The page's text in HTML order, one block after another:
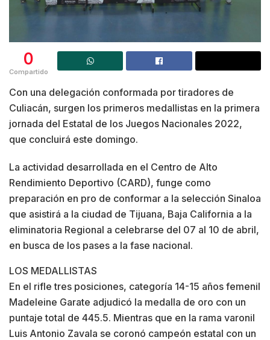
0
Compartido
Con una delegación conformada por tiradores de
Culiacán, surgen los primeros medallistas en la primera
jornada del Estatal de los Juegos ​Nacionales 2022,
que concluirá este domingo.
La actividad desarrollada en el Centro de Alto
Rendimiento Deportivo (CARD), funge como
preparación en pro de conformar a la selección Sinaloa
que asistirá a la ciudad de Tijuana, Baja California a la
eliminatoria Regional a celebrarse del 07 al 10 de abril,
en busca de los pases a la fase nacional.
LOS MEDALLISTAS
En el rifle tres posiciones, categoría 14-15 años femenil
Madeleine Garate adjudicó la medalla de oro con un
puntaje total de 445.5. Mientras que en la rama varonil
Luis Antonio Zavala se coronó campeón estatal con un